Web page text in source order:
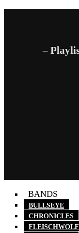
–
BANDS
BULLSEYE
CHRONICLES
FLEISCHWOLF